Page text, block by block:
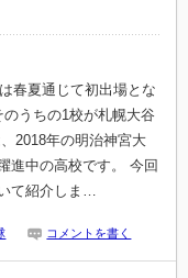
春夏通じて初出場とな
うちの1校が札幌大谷
2018年の明治神宮大
進中の高校です。 今回
て紹介しま…
コメントを書く